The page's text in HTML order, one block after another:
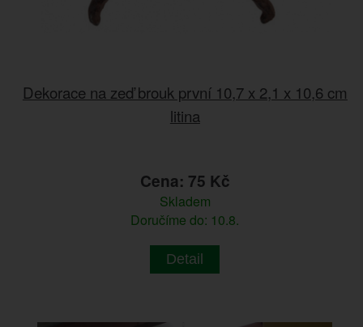
Dekorace na zeď brouk první 10,7 x 2,1 x 10,6 cm
litina
Cena: 75 Kč
Skladem
Doručíme do: 10.8.
Detail